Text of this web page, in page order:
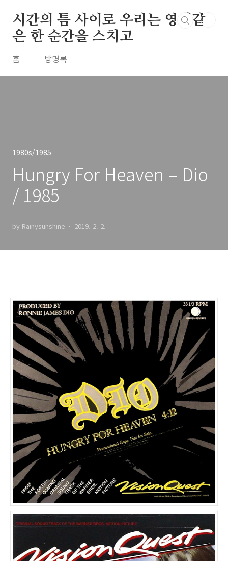
시간의 틈 사이로 우리는 영원같
은 한 순간을 스치고
홈 방명록
1980s/1985
Hungry For Heaven – Dio
/ 1985
by Rainysunshine 2019. 2. 2.